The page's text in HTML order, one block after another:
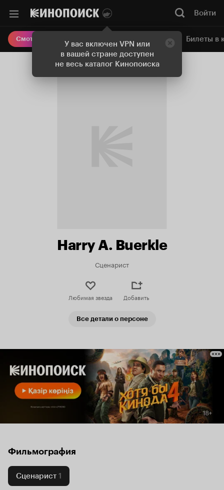
У вас включен VPN или
в вашей стране доступен
не весь каталог Кинопоиска
Войти
Смотреть кино Онлайн-кинотеатр Билеты в
Harry A. Buerkle
Сценарист
Любимая звезда Добавить
Все детали о персоне
Фильмография
Сценарист 1